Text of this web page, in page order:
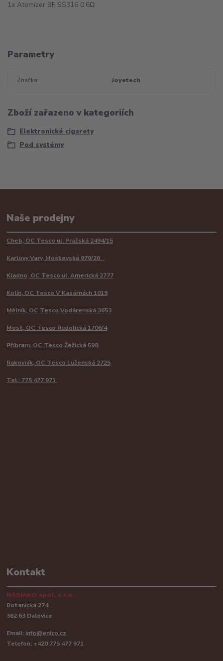
1x Atomizer BF SS316 0.6Ω
Parametry
Značka Joyetech
Zboží zařazeno v kategoriích
Elektronické cigarety
Pod systémy
Naše prodejny
Cheb, OC Tesco ul. Pražská 2494/15
Karlovy Vary, Moskevská 979/26
Kladno, OC Tesco ul. Americká 2777
Kolín, OC Tesco V Kasárnách 1019
Mělník, OC Tesco Vodárenská 3653
Most, OC Tesco Rudolická 1706/4
Příbram, OC Tesco Žežická 598
Rakovník, OC Tesco Luženská 2725
Tel.: 775 477 971
Kontakt
NASIAKO spol. s.r.o.
Botanická 274
362 63 Dalovice
Email: info@enico.cz
Telefon: +420 775 477 971